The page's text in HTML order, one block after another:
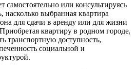
или консультируясь
насколько выбранная квартира
для сдачи в аренду или для жизни
квартиру в родном городе,
транспортную доступность,
социальной и